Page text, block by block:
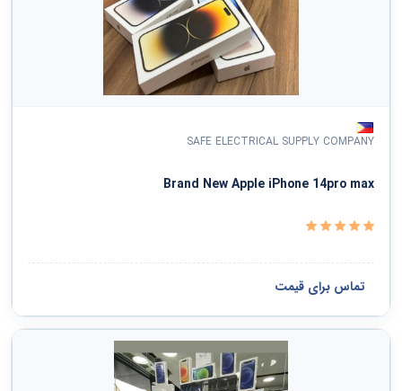
SAFE ELECTRICAL SUPPLY COMPANY
Brand New Apple iPhone 14pro max
تماس برای قیمت